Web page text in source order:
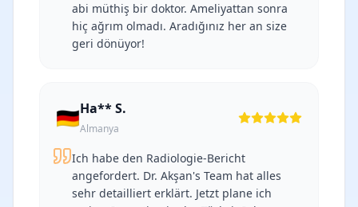
abi müthiş bir doktor. Ameliyattan sonra
hiç ağrım olmadı. Aradığınız her an size
geri dönüyor!
🇩🇪Ha** S.
Almanya
Ich habe den Radiologie-Bericht
angefordert. Dr. Akşan's Team hat alles
sehr detailliert erklärt. Jetzt plane ich